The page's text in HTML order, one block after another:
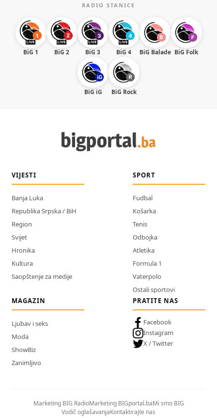
RADIO STANICE
BiG 1 BiG 2 BiG 3 BiG 4 BiG Balade BiG Folk
BiG iG BiG Rock
VIJESTI
Banja Luka
Republika Srpska / BiH
Region
Svijet
Hronika
Kultura
Saopštenje za medije
SPORT
Fudbal
Košarka
Tenis
Odbojka
Atletika
Formula 1
Vaterpolo
Ostali sportovi
MAGAZIN
Ljubav i seks
Moda
ShowBiz
Zanimljivo
PRATITE NAS
Facebook
Instagram
X / Twitter
Marketing BIG RadioMarketing BIGportal.baMi smo BIG
Vodič oglašavanjaKontaktirajte nas